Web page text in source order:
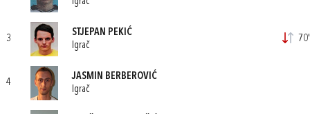
3
STJEPAN PEKIĆ
Igrač
70'
4
JASMIN BERBEROVIĆ
Igrač